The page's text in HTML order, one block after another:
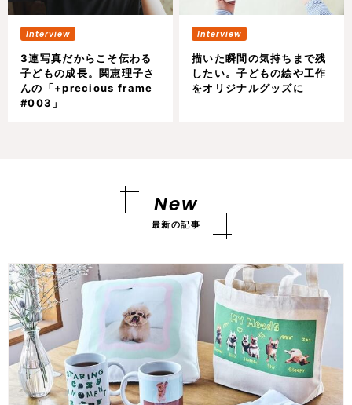
3連写真だからこそ伝わる
子どもの成長。関恵理子さ
んの「+precious frame
#003」
描いた瞬間の気持ちまで残
したい。子どもの絵や工作
をオリジナルグッズに
New
最新の記事